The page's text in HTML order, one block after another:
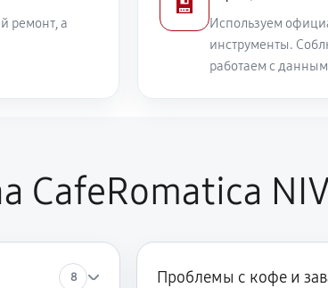
ремонт, а
💾
Используем
инструменты.
работаем с
CafeRomatica
8 Проблемы с кофе и